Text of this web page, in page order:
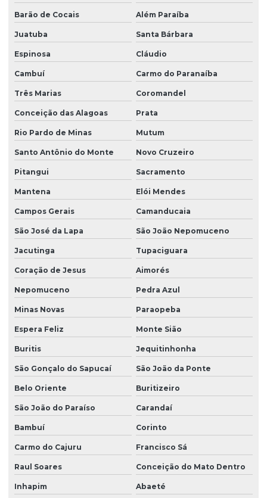
Fornecedor de grama para campo de futebol em sp
Fornecedor de grama esmeralda
Fornecedor de grama esmeralda em paraná
Fornecedor de grama esmeralda em são paulo
Fornecedor de grama santo agostinho
Fornecedor de grama são carlos
Fornecedor de grama são carlos em paraná
Fornecedor de grama são carlos em são paulo
Fornecedor de plantio de grama
Fornecedor de plantio de grama em são paulo
Grama bermuda para campo de futebol
Grama bermuda para comprar
Grama bermuda em são paulo
Grama para campo de futebol preço
Grama para campo de futebol profissional
Grama para campo de futebol society
Grama para campo de golfe
Grama da esmeralda
Grama esmeralda na bahia
Grama esmeralda para comprar
Grama esmeralda para jardim
Barão de Cocais Além Paraíba
Juatuba Santa Bárbara
Espinosa Cláudio
Cambuí Carmo do Paranaíba
Três Marias Coromandel
Conceição das Alagoas Prata
Rio Pardo de Minas Mutum
Santo Antônio do Monte Novo Cruzeiro
Pitangui Sacramento
Mantena Elói Mendes
Campos Gerais Camanducaia
São José da Lapa São João Nepomuceno
Jacutinga Tupaciguara
Coração de Jesus Aimorés
Nepomuceno Pedra Azul
Minas Novas Paraopeba
Espera Feliz Monte Sião
Buritis Jequitinhonha
São Gonçalo do Sapucaí São João da Ponte
Belo Oriente Buritizeiro
São João do Paraíso Carandaí
Bambuí Corinto
Carmo do Cajuru Francisco Sá
Raul Soares Conceição do Mato Dentro
Inhapim Abaeté